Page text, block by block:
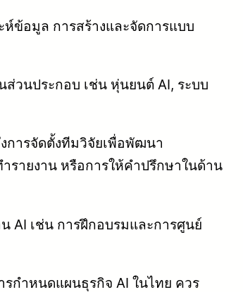
ห์ข้อมูล การสร้างและจัดการแบบ
วนประกอบ เช่น หุ่นยนต์ AI, ระบบ
การจัดตั้งทีมวิจัยเพื่อพัฒนา
รายงาน หรือการให้คำปรึกษาในด้าน
AI เช่น การฝึกอบรมและการศูนย์
กำหนดแผนธุรกิจ AI ในไทย ควร